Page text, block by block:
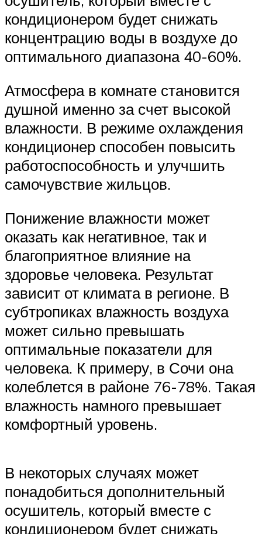
кондиционером будет снижать
концентрацию воды в воздухе до
оптимального диапазона 40-60%.
Атмосфера в комнате становится
душной именно за счет высокой
влажности. В режиме охлаждения
кондиционер способен повысить
работоспособность и улучшить
самочувствие жильцов.
Понижение влажности может
оказать как негативное, так и
благоприятное влияние на
здоровье человека. Результат
зависит от климата в регионе. В
субтропиках влажность воздуха
может сильно превышать
оптимальные показатели для
человека. К примеру, в Сочи она
колеблется в районе 76-78%. Такая
влажность намного превышает
комфортный уровень.
В некоторых случаях может
понадобиться дополнительный
осушитель, который вместе с
кондиционером будет снижать